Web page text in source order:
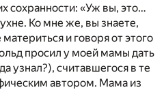
сохранности: «Уж вы, это…
Ко мне же, вы знаете,
и говоря от этого
просил у моей мамы дать
узнал?), считавшегося в те
автором. Мама из